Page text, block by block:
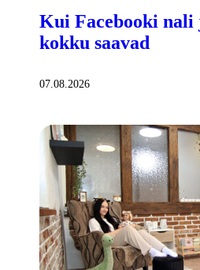
Kui Facebooki nali
kokku saavad
07.08.2026